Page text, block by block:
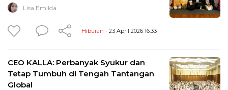
Lisa Emilda
Hiburan - 23 April 2026 16:33
CEO KALLA: Perbanyak Syukur dan
Tetap Tumbuh di Tengah Tantangan
Global